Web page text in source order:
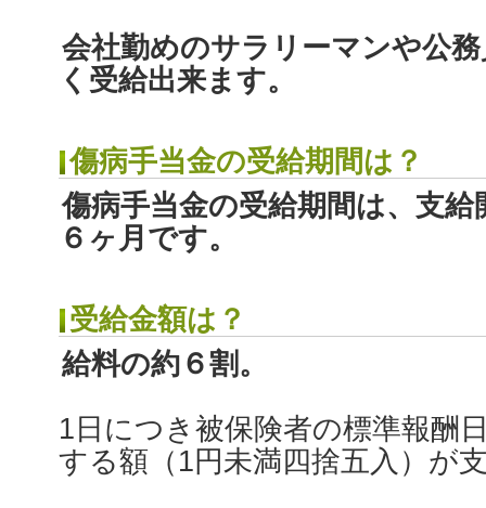
会社勤めのサラリーマンや公
く受給出来ます。
傷病手当金の受給期間は？
傷病手当金の受給期間は、支
６ヶ月です。
受給金額は？
給料の約６割。
1日につき被保険者の標準報酬
する額（1円未満四捨五入）が